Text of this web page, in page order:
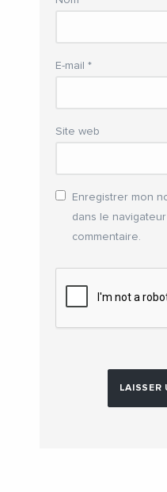
E-mail *
Site web
Enregistrer mon
dans le
commentaire.